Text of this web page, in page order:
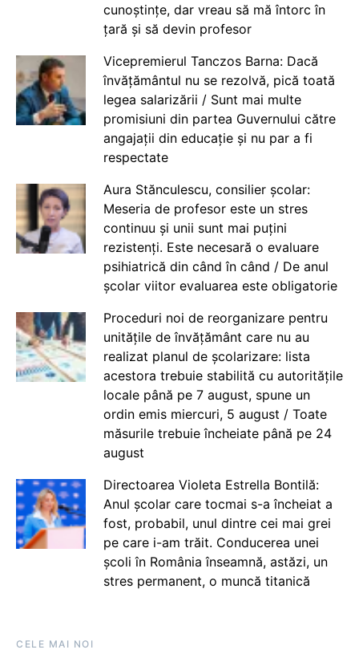
cunoștințe, dar vreau să mă întorc în
țară și să devin profesor
Vicepremierul Tanczos Barna: Dacă
învățământul nu se rezolvă, pică toată
legea salarizării / Sunt mai multe
promisiuni din partea Guvernului către
angajații din educație și nu par a fi
respectate
Aura Stănculescu, consilier școlar:
Meseria de profesor este un stres
continuu și unii sunt mai puțini
rezistenți. Este necesară o evaluare
psihiatrică din când în când / De anul
școlar viitor evaluarea este obligatorie
Proceduri noi de reorganizare pentru
unitățile de învățământ care nu au
realizat planul de școlarizare: lista
acestora trebuie stabilită cu autoritățile
locale până pe 7 august, spune un
ordin emis miercuri, 5 august / Toate
măsurile trebuie încheiate până pe 24
august
Directoarea Violeta Estrella Bontilă:
Anul școlar care tocmai s-a încheiat a
fost, probabil, unul dintre cei mai grei
pe care i-am trăit. Conducerea unei
școli în România înseamnă, astăzi, un
stres permanent, o muncă titanică
CELE MAI NOI